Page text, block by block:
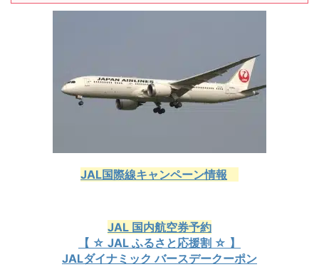
JAL国際線キャンペーン情報
JAL 国内航空券予約
【 ☆ JAL ふるさと応援割 ☆ 】
JALダイナミック バースデークーポン